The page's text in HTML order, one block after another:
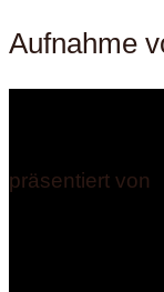
Aufnahme
präsentiert von